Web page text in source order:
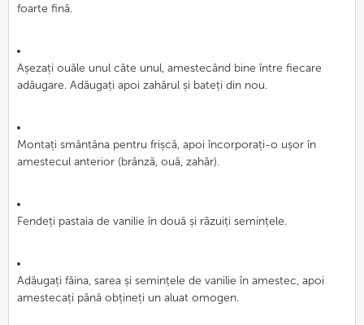
foarte fină.
Așezați ouăle unul câte unul, amestecând bine între fiecare
adăugare. Adăugați apoi zahărul și bateți din nou.
Montați smântâna pentru frișcă, apoi încorporați-o ușor în
amestecul anterior (brânză, ouă, zahăr).
Fendeți pastaia de vanilie în două și răzuiți semințele.
Adăugați făina, sarea și semințele de vanilie în amestec, apoi
amestecați până obțineți un aluat omogen.